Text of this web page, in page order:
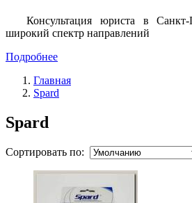
Консультация юриста в Санкт-
широкий спектр направлений
Подробнее
Главная
Spard
Spard
Сортировать по: